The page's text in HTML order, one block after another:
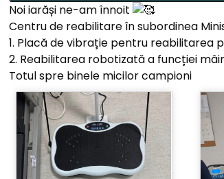
Noi iarăși ne-am înnoit
Centru de reabilitare în subordinea
1. Placă de vibrație pentru reabilitarea
2. Reabilitarea robotizată a funcției
Totul spre binele micilor campioni